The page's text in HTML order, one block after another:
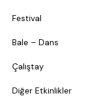
Festival
Bale – Dans
Çalıştay
Diğer Etkinlikler